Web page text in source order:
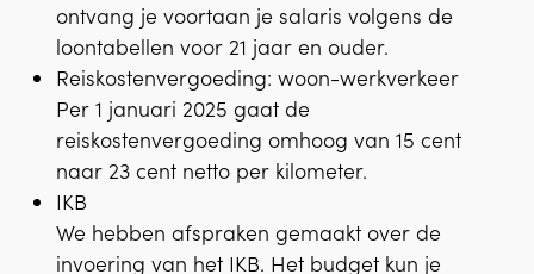
ontvang je voortaan je salaris volgens de
loontabellen voor 21 jaar en ouder.
Reiskostenvergoeding: woon-werkverkeer
Per 1 januari 2025 gaat de
reiskostenvergoeding omhoog van 15 cent
naar 23 cent netto per kilometer.
IKB
We hebben afspraken gemaakt over de
invoering van het IKB. Het budget kun je